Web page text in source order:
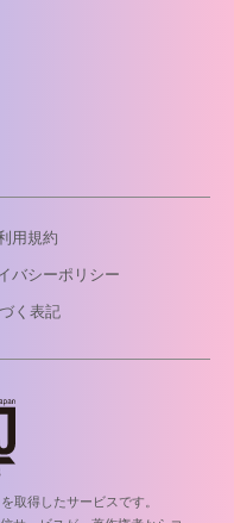
用規約
バシーポリシー
く表記
取得したサービスです。